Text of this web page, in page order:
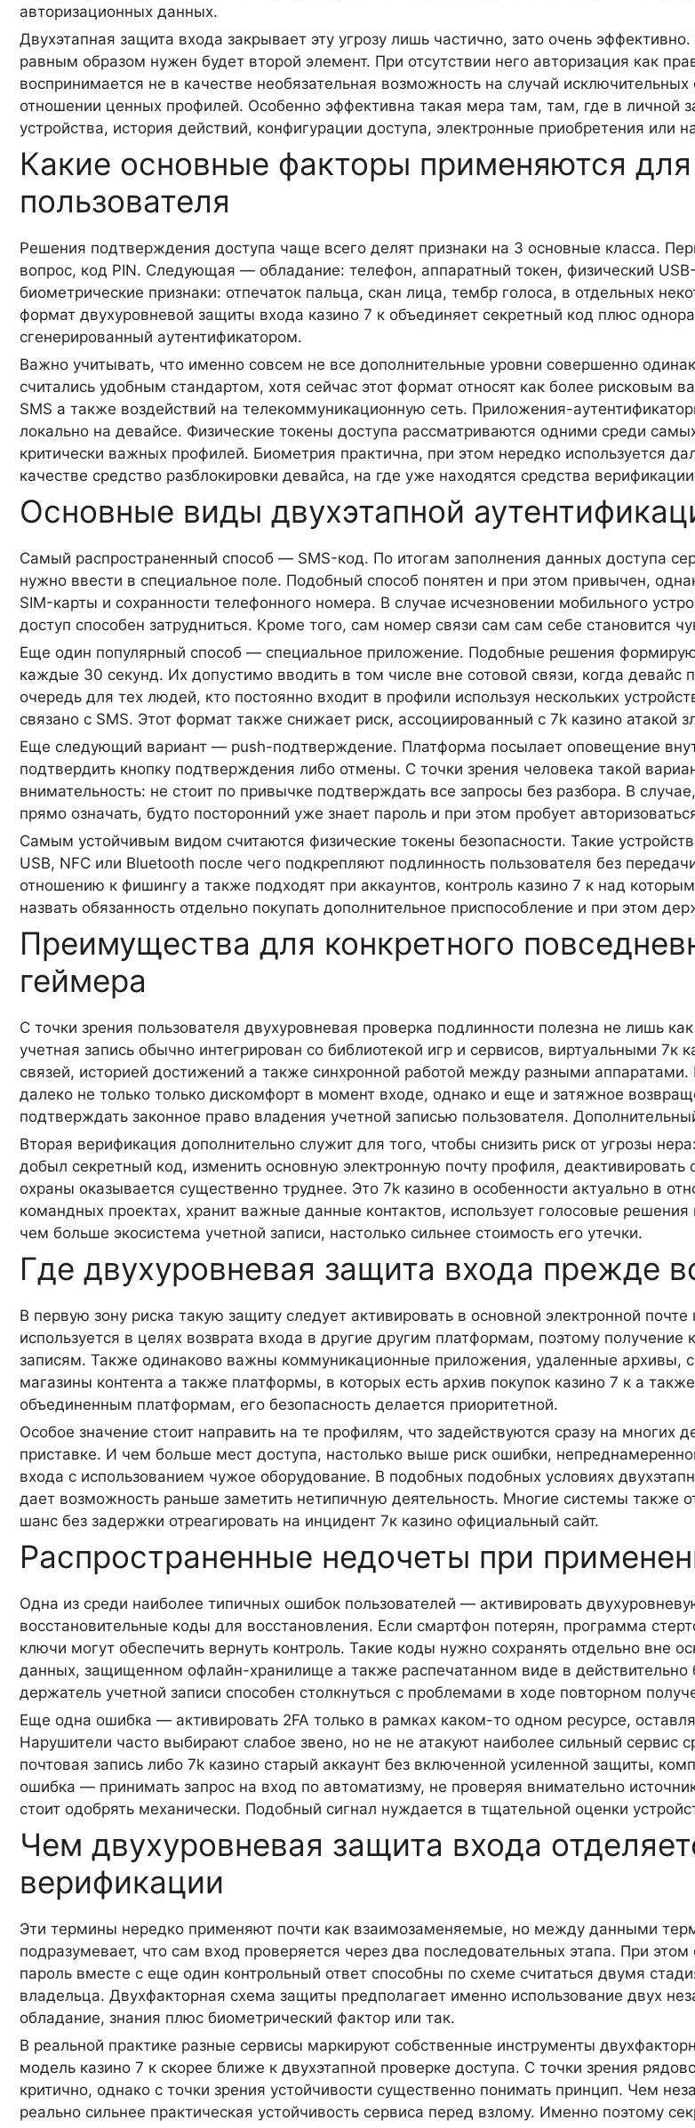
авторизационных данных.
Двухэтапная защита входа закрывает эту угрозу лишь частично, зато очень
равным образом нужен будет второй элемент. При отсутствии него авторизация как
воспринимается не в качестве необязательная возможность на случай
отношении ценных профилей. Особенно эффективна такая мера там, там, где в личной
устройства, история действий, конфигурации доступа, электронные приобретения или
Какие основные факторы применяются
пользователя
Решения подтверждения доступа чаще всего делят признаки на 3 основные класса.
вопрос, код PIN. Следующая — обладание: телефон, аппаратный токен, физический
биометрические признаки: отпечаток пальца, скан лица, тембр голоса, в отдельных
формат двухуровневой защиты входа казино 7 к объединяет секретный код плюс
сгенерированный аутентификатором.
Важно учитывать, что именно совсем не все дополнительные уровни совершенно
считались удобным стандартом, хотя сейчас этот формат относят как более рисковым
SMS а также воздействий на телекоммуникационную сеть. Приложения-
локально на девайсе. Физические токены доступа рассматриваются одними среди
критически важных профилей. Биометрия практична, при этом нередко используется
качестве средство разблокировки девайса, на где уже находятся средства
Основные виды двухэтапной
Самый распространенный способ — SMS-код. По итогам заполнения данных доступа
нужно ввести в специальное поле. Подобный способ понятен и при этом привычен,
SIM-карты и сохранности телефонного номера. В случае исчезновении мобильного
доступ способен затрудниться. Кроме того, сам номер связи сам сам себе становится
Еще один популярный способ — специальное приложение. Подобные решения
каждые 30 секунд. Их допустимо вводить в том числе вне сотовой связи, когда
очередь для тех людей, кто постоянно входит в профили используя нескольких
связано с SMS. Этот формат также снижает риск, ассоциированный с 7k казино атакой
Еще следующий вариант — push-подтверждение. Платформа посылает оповещение
подтвердить кнопку подтверждения либо отмены. С точки зрения человека такой
внимательность: не стоит по привычке подтверждать все запросы без разбора. В
прямо означать, будто посторонний уже знает пароль и при этом пробует
Самым устойчивым видом считаются физические токены безопасности. Такие
USB, NFC или Bluetooth после чего подкрепляют подлинность пользователя без
отношению к фишингу а также подходят при аккаунтов, контроль казино 7 к над
назвать обязанность отдельно покупать дополнительное приспособление и при этом
Преимущества для конкретного
геймера
С точки зрения пользователя двухуровневая проверка подлинности полезна не лишь
учетная запись обычно интегрирован со библиотекой игр и сервисов, виртуальными
связей, историей достижений а также синхронной работой между разными
далеко не только только дискомфорт в момент входе, однако и еще и затяжное
подтверждать законное право владения учетной записью пользователя.
Вторая верификация дополнительно служит для того, чтобы снизить риск от угрозы
добыл секретный код, изменить основную электронную почту профиля,
охраны оказывается существенно труднее. Это 7k казино в особенности актуально в
командных проектах, хранит важные данные контактов, использует голосовые
чем больше экосистема учетной записи, настолько сильнее стоимость его утечки.
Где двухуровневая защита входа прежде
В первую зону риска такую защиту следует активировать в основной электронной
используется в целях возврата входа в другие другим платформам, поэтому
записям. Также одинаково важны коммуникационные приложения, удаленные
магазины контента а также платформы, в которых есть архив покупок казино 7 к а
объединенным платформам, его безопасность делается приоритетной.
Особое значение стоит направить на те профилям, что задействуются сразу на
приставке. И чем больше мест доступа, настолько выше риск ошибки,
входа с использованием чужое оборудование. В подобных подобных условиях
дает возможность раньше заметить нетипичную деятельность. Многие системы также
шанс без задержки отреагировать на инцидент 7к казино официальный сайт.
Распространенные недочеты при
Одна из среди наиболее типичных ошибок пользователей — активировать
восстановительные коды для восстановления. Если смартфон потерян, программа
ключи могут обеспечить вернуть контроль. Такие коды нужно сохранять отдельно вне
данных, защищенном офлайн-хранилище а также распечатанном виде в
держатель учетной записи способен столкнуться с проблемами в ходе повторном
Еще одна ошибка — активировать 2FA только в рамках каком-то одном ресурсе,
Нарушители часто выбирают слабое звено, но не не атакуют наиболее сильный сервис
почтовая запись либо 7k казино старый аккаунт без включенной усиленной защиты,
ошибка — принимать запрос на вход по автоматизму, не проверяя внимательно
стоит одобрять механически. Подобный сигнал нуждается в тщательной оценки
Чем двухуровневая защита входа
верификации
Эти термины нередко применяют почти как взаимозаменяемые, но между данными
подразумевает, что сам вход проверяется через два последовательных этапа. При
пароль вместе с еще один контрольный ответ способны по схеме считаться двумя
владельца. Двухфакторная схема защиты предполагает именно использование двух
обладание, знания плюс биометрический фактор или так.
В реальной практике разные сервисы маркируют собственные инструменты
модель казино 7 к скорее ближе к двухэтапной проверке доступа. С точки зрения
критично, однако с точки зрения устойчивости существенно понимать принцип. Чем
реально сильнее практическая устойчивость сервиса перед взлому. Именно поэтому